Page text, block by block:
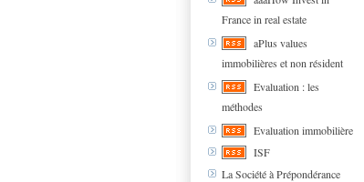
France in real estate
aPlus values
immobilières et non résident
Evaluation : les
méthodes
Evaluation immobilière
ISF
La Société à Prépondérance